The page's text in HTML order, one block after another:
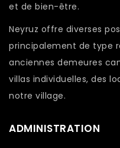
et de bien-être.
Neyruz offre diverses
principalement de type
anciennes demeures
villas individuelles, des
notre village.
ADMINISTRATION